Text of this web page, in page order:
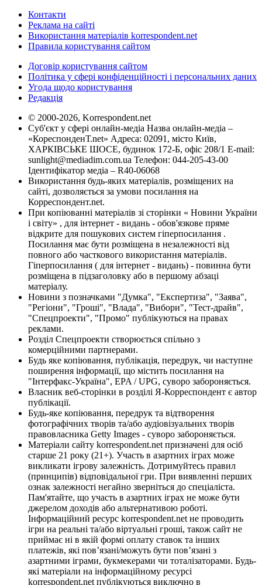
Контакти
Реклама на сайті
Використання матеріалів korrespondent.net
Правила користування сайтом
Договір користування сайтом
Політика у сфері конфіденційності і персональних даних
Угода щодо користування
Редакція
© 2000-2026, Korrespondent.net
Суб'єкт у сфері онлайн-медіа Назва онлайн-медіа –
«КореспонденТ.net» Адреса: 02091, місто Київ,
ХАРКІВСЬКЕ ШОСЕ, будинок 172-Б, офіс 208/1 E-mail:
sunlight@mediadim.com.ua Телефон: 044-205-43-00
Ідентифікатор медіа – R40-06068
Використання будь-яких матеріалів, розміщених на
сайті, дозволяється за умови посилання на
Корреспондент.net.
При копіюванні матеріалів зі сторінки « Новини України
і світу» , для інтернет - видань - обов'язкове пряме
відкрите для пошукових систем гіперпосилання .
Посилання має бути розміщена в незалежності від
повного або часткового використання матеріалів.
Гіперпосилання ( для інтернет - видань) - повинна бути
розміщена в підзаголовку або в першому абзаці
матеріалу.
Новини з позначками "Думка", "Експертиза", "Заява",
"Регіони", "Гроші", "Влада", "Вибори", "Тест-драйв",
"Спецпроекти", "Промо" публікуються на правах
реклами.
Розділ Спецпроекти створюється спільно з
комерційними партнерами.
Будь яке копіювання, публікація, передрук, чи наступне
поширення інформації, що містить посилання на
"Інтерфакс-Україна", EPA / UPG, суворо забороняється.
Власник веб-сторінки в розділі Я-Корреспондент є автор
публікації.
Будь-яке копіювання, передрук та відтворення
фотографічних творів та/або аудіовізуальних творів
правовласника Getty Images - суворо забороняється.
Матеріали сайту korrespondent.net призначені для осіб
старше 21 року (21+). Участь в азартних іграх може
викликати ігрову залежність. Дотримуйтесь правил
(принципів) відповідальної гри. При виявленні перших
ознак залежності негайно зверніться до спеціаліста.
Пам'ятайте, що участь в азартних іграх не може бути
джерелом доходів або альтернативою роботі.
Інформаційний ресурс korrespondent.net не проводить
ігри на реальні та/або віртуальні гроші, також сайт не
приймає ні в якій формі оплату ставок та інших
платежів, які пов’язані/можуть бути пов’язані з
азартними іграми, букмекерами чи тоталізаторами. Будь-
які матеріали на інформаційному ресурсі
korrespondent.net публікуються виключно в